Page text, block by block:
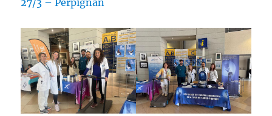
27/3 – Perpignan